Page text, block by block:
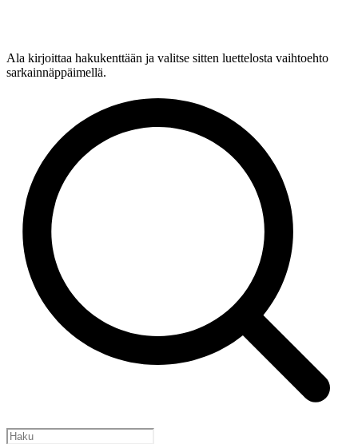
Ala kirjoittaa hakukenttään ja valitse sitten luettelosta vaihtoehto
sarkainnäppäimellä.